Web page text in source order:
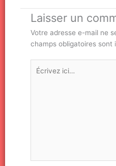
Laisser un
Votre adresse e-mail ne
champs obligatoires sont
Écrivez
ici…